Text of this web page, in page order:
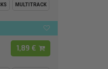
MULTITRACK
1,89 €